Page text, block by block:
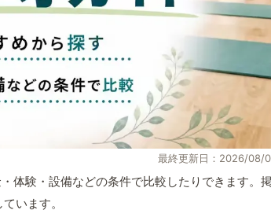
最終更新日：2026/08/
体験・設備などの条件で比較したりできます。
います。